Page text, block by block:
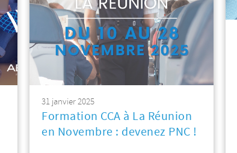
31 janvier 2025
Formation CCA à La Réunion
en Novembre : devenez PNC !